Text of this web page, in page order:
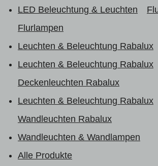
LED Beleuchtung & Leuchten
Flurlampen
Leuchten & Beleuchtung Rabalux
Leuchten & Beleuchtung Rabalux
Deckenleuchten Rabalux
Leuchten & Beleuchtung Rabalux
Wandleuchten Rabalux
Wandleuchten & Wandlampen
Alle Produkte